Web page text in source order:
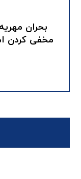
بحران
مخفی کردن